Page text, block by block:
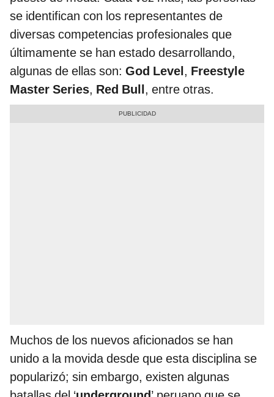
se identifican con los representantes de
diversas competencias profesionales que
últimamente se han estado desarrollando,
algunas de ellas son: God Level, Freestyle
Master Series, Red Bull, entre otras.
Muchos de los nuevos aficionados se han
unido a la movida desde que esta disciplina se
popularizó; sin embargo, existen algunas